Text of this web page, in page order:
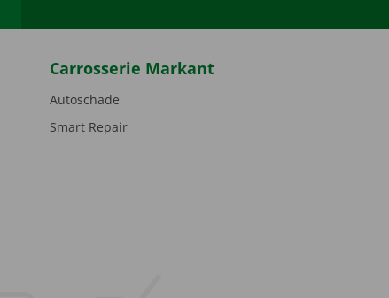
Carrosserie Markant
Autoschade
Smart Repair